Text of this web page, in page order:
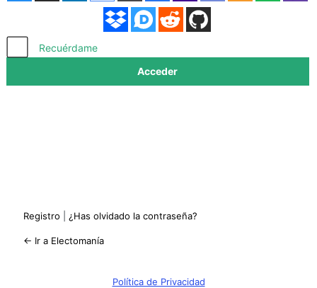
Recuérdame
Registro ¿Has olvidado la contraseña?
← Ir a Electomanía
Política de Privacidad